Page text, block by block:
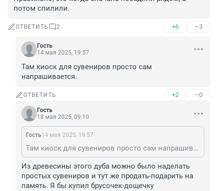
потом спилили.
ОТВЕТИТЬ 2 +6 –3
Гость
14 мая 2025, 19:57
Там киоск для сувениров просто сам
напрашивается.
ОТВЕТИТЬ +2 –0
Гость
18 мая 2025, 09:10
Гость14 мая 2025, 19:57
Там киоск для сувениров просто сам напрашивается.
Из древесины этого дуба можно было наделать
простых сувениров и тут же продать-подарить на
память. Я бы купил брусочек-дощечку